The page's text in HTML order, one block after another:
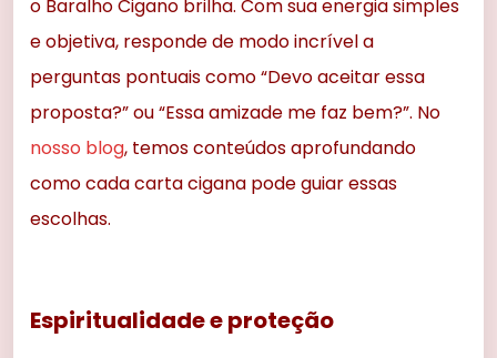
o Baralho Cigano brilha. Com sua energia simples
e objetiva, responde de modo incrível a
perguntas pontuais como “Devo aceitar essa
proposta?” ou “Essa amizade me faz bem?”. No
nosso blog, temos conteúdos aprofundando
como cada carta cigana pode guiar essas
escolhas.
Espiritualidade e proteção